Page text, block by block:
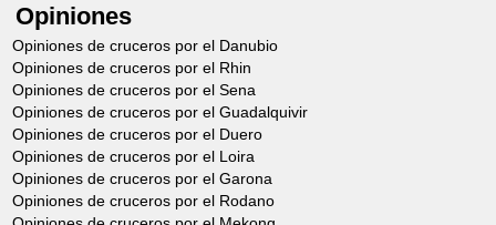
Opiniones
Opiniones de cruceros por el Danubio
Opiniones de cruceros por el Rhin
Opiniones de cruceros por el Sena
Opiniones de cruceros por el Guadalquivir
Opiniones de cruceros por el Duero
Opiniones de cruceros por el Loira
Opiniones de cruceros por el Garona
Opiniones de cruceros por el Rodano